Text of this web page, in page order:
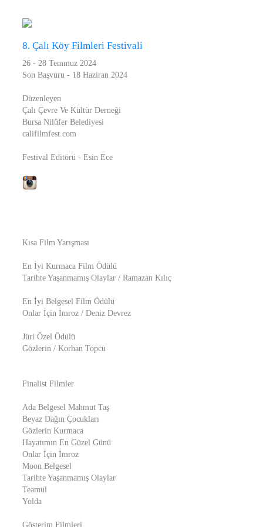
8. Çalı Köy Filmleri Festivali
26 - 28 Temmuz 2024
Son Başvuru - 18 Haziran 2024
Düzenleyen
Çalı Çevre Ve Kültür Derneği
Bursa Nilüfer Belediyesi
califilmfest.com
Festival Editörü - Esin Ece
Kısa Film Yarışması
En İyi Kurmaca Film Ödülü
Tarihte Yaşanmamış Olaylar / Ramazan Kılıç
En İyi Belgesel Film Ödülü
Onlar İçin İmroz / Deniz Devrez
Jüri Özel Ödülü
Gözlerin / Korhan Topcu
Finalist Filmler
Ada Belgesel Mahmut Taş
Beyaz Dağın Çocukları
Gözlerin Kurmaca
Hayatımın En Güzel Günü
Onlar İçin İmroz
Moon Belgesel
Tarihte Yaşanmamış Olaylar
Teamül
Yolda
Gösterim Filmleri